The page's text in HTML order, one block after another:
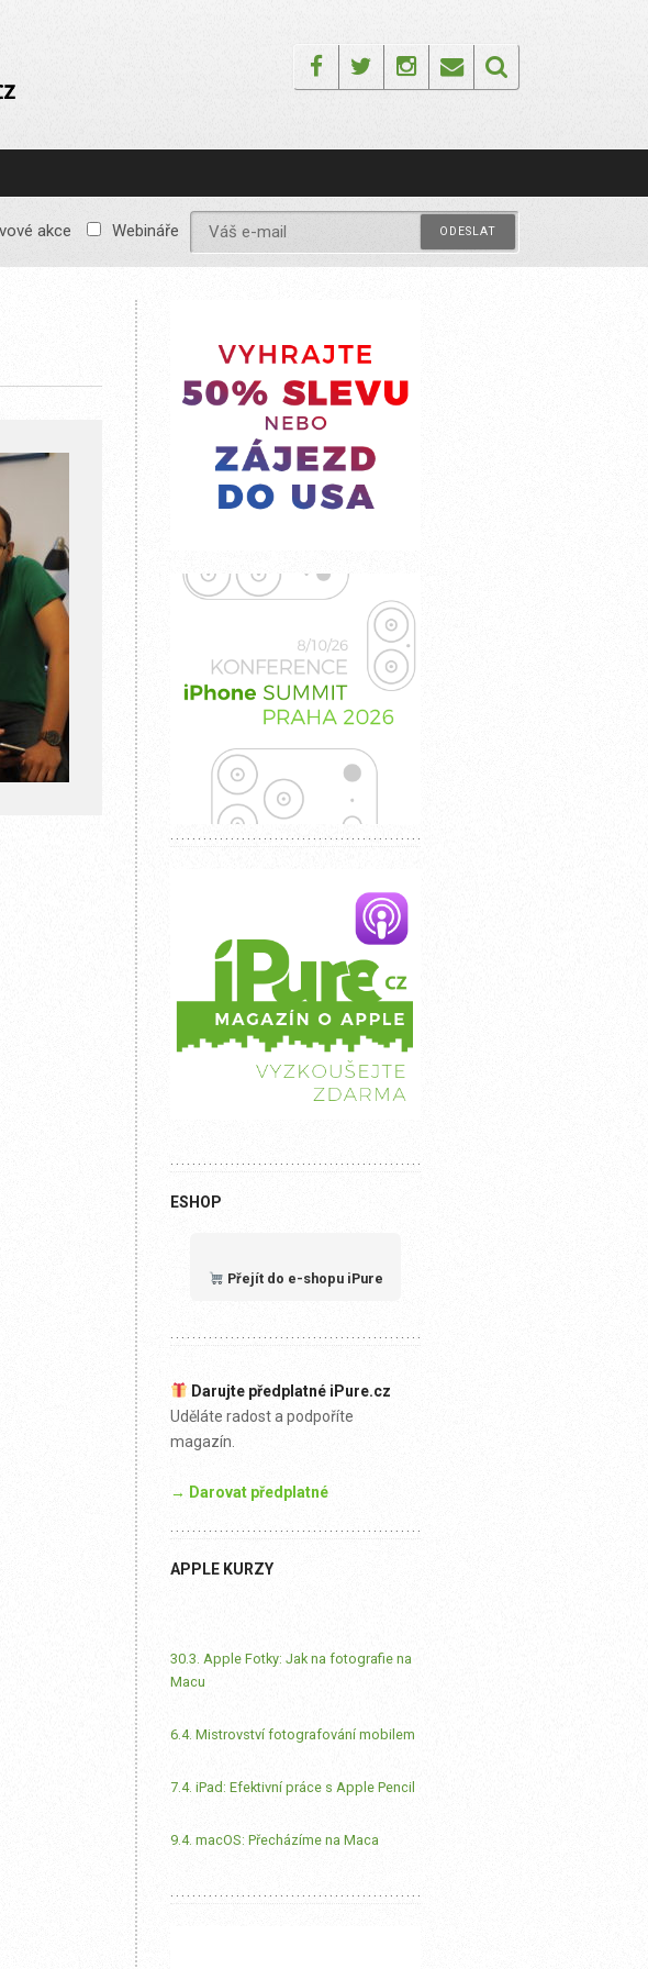
FacebookTwitterInstagram
Email
akce Webináře
ESHOP
Přejít do e-shopu iPure
Darujte předplatné iPure.cz
Uděláte radost a podpoříte
magazín.
→ Darovat předplatné
APPLE KURZY
30.3. Apple Fotky: Jak na fotografie na
Macu
6.4. Mistrovství fotografování mobilem
7.4. iPad: Efektivní práce s Apple Pencil
9.4. macOS: Přecházíme na Maca